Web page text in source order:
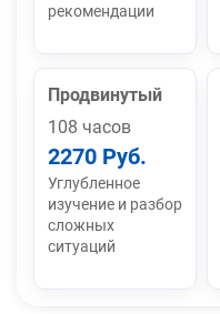
рекомендации
Продвинутый
108 часов
2270 Руб.
Углубленное
изучение и разбор
сложных
ситуаций